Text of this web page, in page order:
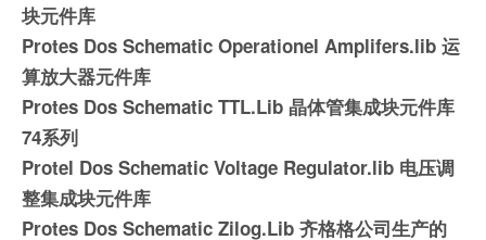
块元件库
Protes Dos Schematic Operationel Amplifers.lib 运
算放大器元件库
Protes Dos Schematic TTL.Lib 晶体管集成块元件库
74系列
Protel Dos Schematic Voltage Regulator.lib 电压调
整集成块元件库
Protes Dos Schematic Zilog.Lib 齐格格公司生产的